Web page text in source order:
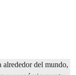
alrededor del mundo,